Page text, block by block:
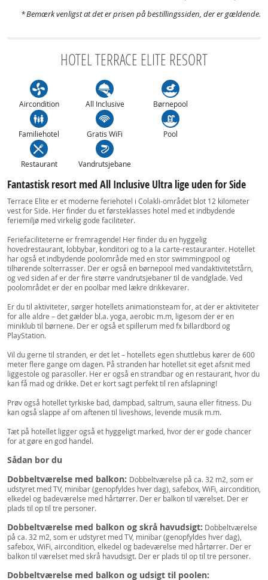
Bemærk venligst at det er prisen på bestillingssiden, der er gældende.
HOTEL TERRACE ELITE RESORT
Aircondition All Inclusive Børnepool
Familiehotel Gratis WiFi Pool
Restaurant Vandrutsjebane
Fantastisk resort med All Inclusive Ultra lige uden for Side
Terrace Elite er et moderne feriehotel i Colakli-området blot 12 kilometer
vest for Side. Her finder du et førsteklasses hotel med et indbydende
feriemiljø med virkelig gode faciliteter.
Feriefaciliteterne er fremragende! Her finder du en hyggelig
hovedrestaurant, lobbybar, konditori og to a la carte-restauranter. Hotellet
har også et indbydende poolområde med en stor swimmingpool og
tilhørende solterrasser. Der er også en børnepool med vandaktivitetstårn,
og ved siden af er der fire større vandrutsjebaner til de vandglade. Ved
poolområdet er der en poolbar med lækre drikkevarer.
Er du til aktiviteter, sørger hotellets animationsteam for, at der er aktiviteter
for alle aldre – det gælder bl.a. yoga, aerobic m.m, ligesom der er en
miniklub til børnene. Der er også et spillerum med fx billardbord og
PlayStation.
Vil du gerne til stranden, er det let – hotellets egen shuttlebus kører de 600
meter flere gange om dagen. På stranden har hotellet sit eget afsnit med
liggestole og parasoller. Her er også en strandbar og en restaurant, hvor du
kan få mad og drikke. Det er kort sagt perfekt til ren afslapning!
Prøv også hotellet tyrkiske bad, dampbad, saltrum, sauna eller fitness. Du
kan også slappe af om aftenen til liveshows, levende musik m.m.
Tæt på hotellet ligger også et hyggeligt marked, hvor der er gode chancer
for at gøre en god handel.
Sådan bor du
Dobbeltværelse med balkon: Dobbeltværelse på ca. 32 m2, som er
udstyret med TV, minibar (genopfyldes hver dag), safebox, WiFi, aircondition,
elkedel og badeværelse med hårtørrer. Der er balkon til værelset. Der er
plads til op til tre personer.
Dobbeltværelse med balkon og skrå havudsigt: Dobbeltværelse
på ca. 32 m2, som er udstyret med TV, minibar (genopfyldes hver dag),
safebox, WiFi, aircondition, elkedel og badeværelse med hårtørrer. Der er
balkon til værelset med skrå havudsigt. Der er plads til op til tre personer.
Dobbeltværelse med balkon og udsigt til poolen: